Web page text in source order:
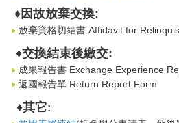
♦因故放棄交換:
放棄資格切結書 Affidavit for
♦交換結束後繳交:
成果報告書 Exchange Experience
返國報告單 Return Report Form
♦其它: